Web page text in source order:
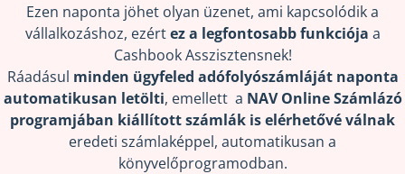
Ezen naponta jöhet olyan üzenet, ami kapcsolódik a
vállalkozáshoz, ezértez a legfontosabb funkciója a
Cashbook Asszisztensnek!
Ráadásul minden ügyfeled adófolyószámláját naponta
automatikusan letölti, emellett a NAV Online Számlázó
programjában kiállított számlák is elérhetővé válnak
eredeti számlaképpel, automatikusan a
könyvelőprogramodban.